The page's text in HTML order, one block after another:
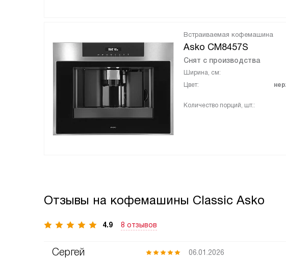
Встраиваемая кофемашина
Asko CM8457S
Снят с производства
Ширина, см:
Цвет:
Количество порций, шт.:
Отзывы на кофемашины Classic Asko
4.9 8 отзывов
Сергей 06.01.2026